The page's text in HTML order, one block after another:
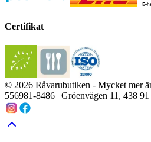
Certifikat
© 2026 Råvarubutiken - Mycket mer
556981-8486 | Gröenvägen 11, 438